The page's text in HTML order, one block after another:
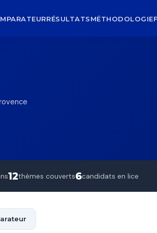
RÉSULTATSMÉTHODOLOGIE
12thèmes couverts6candidats en lice